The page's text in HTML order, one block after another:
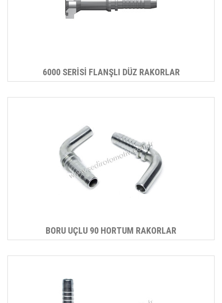
6000 SERİSİ FLANŞLI DÜZ RAKORLAR
BORU UÇLU 90 HORTUM RAKORLAR